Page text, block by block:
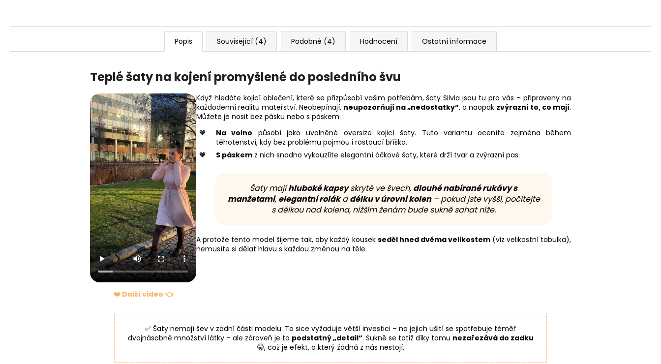
Popis Související (4) Podobné (4) Hodnocení Ostatní informace
Teplé šaty na kojení promyšlené do posledního švu
❤️ Další video 👈
Když hledáte kojicí oblečení, které se přizpůsobí vašim potřebám, šaty Silvia jsou tu pro vás – připraveny na
každodenní realitu mateřství. Neobepínají, neupozorňují na „nedostatky“, a naopak zvýrazní to, co mají.
Můžete je nosit bez pásku nebo s páskem:
Na volno působí jako uvolněné oversize kojicí šaty. Tuto variantu oceníte zejména během
těhotenství, kdy bez problému pojmou i rostoucí bříško.
S páskem z nich snadno vykouzlíte elegantní áčkové šaty, které drží tvar a zvýrazní pas.
Šaty majíhluboké kapsyskryté ve švech, dlouhé nabírané rukávy s
manžetami, elegantní rolákadélku v úrovni kolen– pokud jste vyšší, počítejte
s délkou nad kolena, nižším ženám bude sukně sahat níže.
A protože tento model šijeme tak, aby každý kousek seděl hned dvěma velikostem(viz velikostní tabulka),
nemusíte si dělat hlavu s každou změnou na těle.
✅ Šaty nemají šev v zadní části modelu. To sice vyžaduje větší investici – na jejich ušití se spotřebuje téměř
dvojnásobné množství látky – ale zároveň je to podstatný „detail“. Sukně se totiž díky tomu nezařezává do zadku
🤫, což je efekt, o který žádná z nás nestojí.